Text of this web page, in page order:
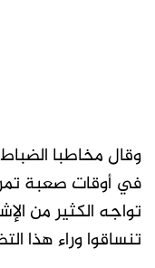
وقال مخاطبا
في أوقات صعبة تمر
تواجه الكثير من
تنساقوا وراء هذا